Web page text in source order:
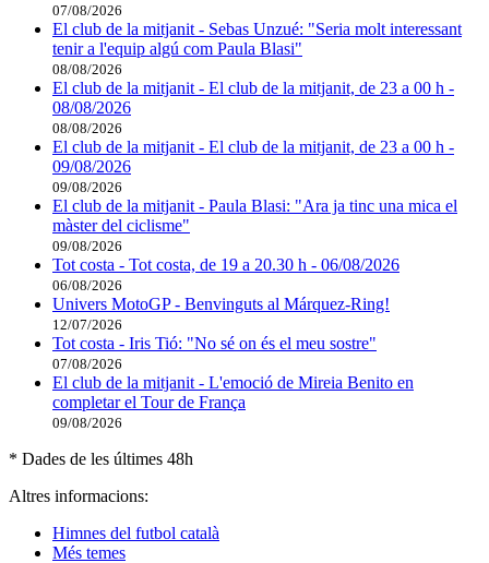
07/08/2026
El club de la mitjanit - Sebas Unzué: "Seria molt interessant
tenir a l'equip algú com Paula Blasi"
08/08/2026
El club de la mitjanit - El club de la mitjanit, de 23 a 00 h -
08/08/2026
08/08/2026
El club de la mitjanit - El club de la mitjanit, de 23 a 00 h -
09/08/2026
09/08/2026
El club de la mitjanit - Paula Blasi: "Ara ja tinc una mica el
màster del ciclisme"
09/08/2026
Tot costa - Tot costa, de 19 a 20.30 h - 06/08/2026
06/08/2026
Univers MotoGP - Benvinguts al Márquez-Ring!
12/07/2026
Tot costa - Iris Tió: "No sé on és el meu sostre"
07/08/2026
El club de la mitjanit - L'emoció de Mireia Benito en
completar el Tour de França
09/08/2026
* Dades de les últimes 48h
Altres informacions:
Himnes del futbol català
Més temes